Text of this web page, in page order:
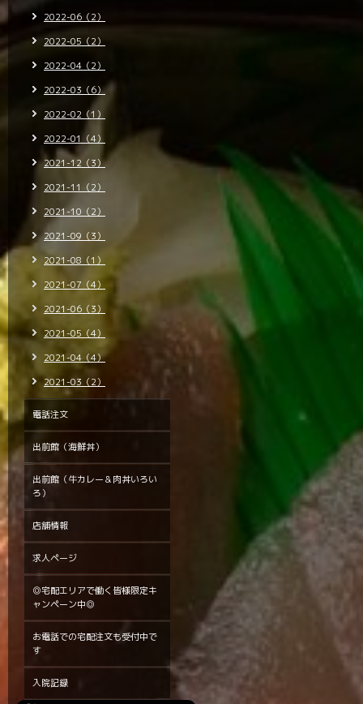
2022-06（2）
2022-05（2）
2022-04（2）
2022-03（6）
2022-02（1）
2022-01（4）
2021-12（3）
2021-11（2）
2021-10（2）
2021-09（3）
2021-08（1）
2021-07（4）
2021-06（3）
2021-05（4）
2021-04（4）
2021-03（2）
電話注文
出前館（海鮮丼）
出前館（牛カレー＆肉丼いろい
ろ）
店舗情報
求人ページ
◎宅配エリアで働く皆様限定キ
ャンペーン中◎
お電話での宅配注文も受付中で
す
入院記録